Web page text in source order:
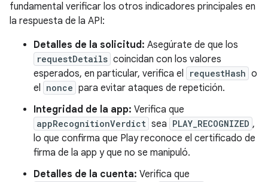
fundamental verificar los otros indicadores principales en
la respuesta de la API:
Detalles de la solicitud: Asegúrate de que los
requestDetails coincidan con los valores
esperados, en particular, verifica el
requestHash o
el nonce para evitar ataques de repetición.
Integridad de la app: Verifica que
appRecognitionVerdict sea PLAY_RECOGNIZED ,
lo que confirma que Play reconoce el certificado de
firma de la app y que no se manipuló.
Detalles de la cuenta: Verifica que